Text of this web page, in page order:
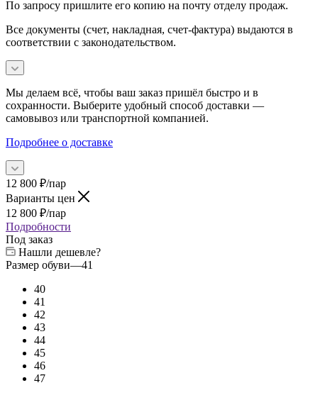
По запросу пришлите его копию на почту отделу продаж.
Все документы (счет, накладная, счет‑фактура) выдаются в
соответствии с законодательством.
Мы делаем всё, чтобы ваш заказ пришёл быстро и в
сохранности. Выберите удобный способ доставки —
самовывоз или транспортной компанией.
Подробнее о доставке
12 800 ₽/пар
Варианты цен
12 800 ₽/пар
Подробности
Под заказ
Нашли дешевле?
Размер обуви—41
40
41
42
43
44
45
46
47